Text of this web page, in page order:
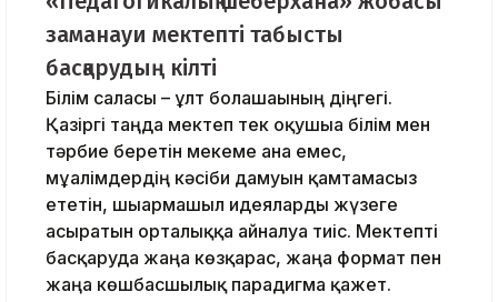
заманауи мектепті табысты
басқарудың кілті
Білім саласы – ұлт бола­ша­ғы­ның діңгегі.
Қазіргі таңда мектеп тек оқу­шыға білім мен
тәрбие бере­тін мекеме ғана емес,
мұғалімдердің кәсі­би да­муын қамтамасыз
ете­тін, шығармашыл идея­ларды жүзеге
асыратын орта­лыққа айналуға тиіс. Мек­теп­ті
басқаруда жаңа көз­қарас, жаңа формат пен
жаңа көшбасшылық парадигма қажет.